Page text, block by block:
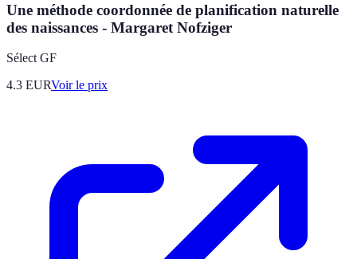
Une méthode coordonnée de planification naturelle
des naissances - Margaret Nofziger
Sélect GF
4.3 EURVoir le prix